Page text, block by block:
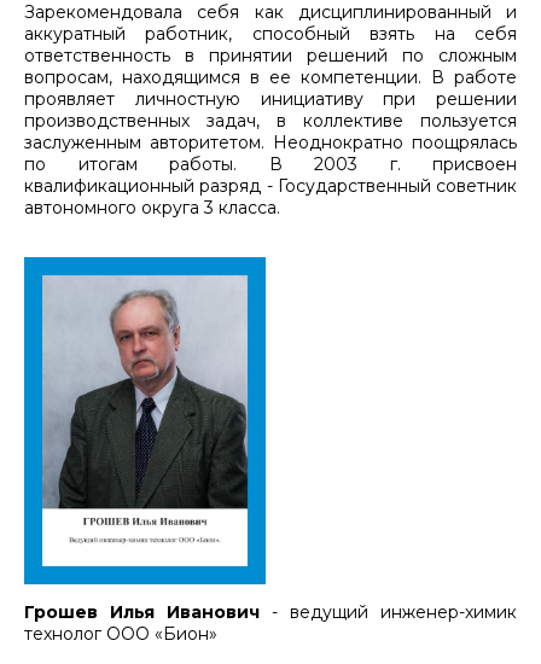
Зарекомендовала себя как дисциплинированный и
аккуратный работник, способный взять на себя
ответственность в принятии решений по сложным
вопросам, находящимся в ее компетенции. В работе
проявляет личностную инициативу при решении
производственных задач, в коллективе пользуется
заслуженным авторитетом. Неоднократно поощрялась
по итогам работы. В 2003 г. присвоен
квалификационный разряд - Государственный советник
автономного округа 3 класса.
Грошев Илья Иванович - ведущий инженер-химик
технолог ООО «Бион»